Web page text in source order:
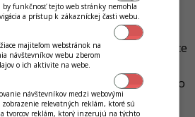
nenachádza v zozname
novú. Kliknutím na tlačidlo
všetkých surovín a tu kliknite
zadajte názov suroviny a
mernú jednotku MJ . V tomto
taktiež surovinu naviazať na
by funkčnosť tejto web stránky nemohla
a prístup k zákazníckej časti webu.
majiteľom webstránok na
návštevníkov webu zberom
o ich aktivite na webe.
návštevníkov medzi webovými
relevatných reklám, ktoré sú
tvorcov reklám, ktorý inzerujú na týchto